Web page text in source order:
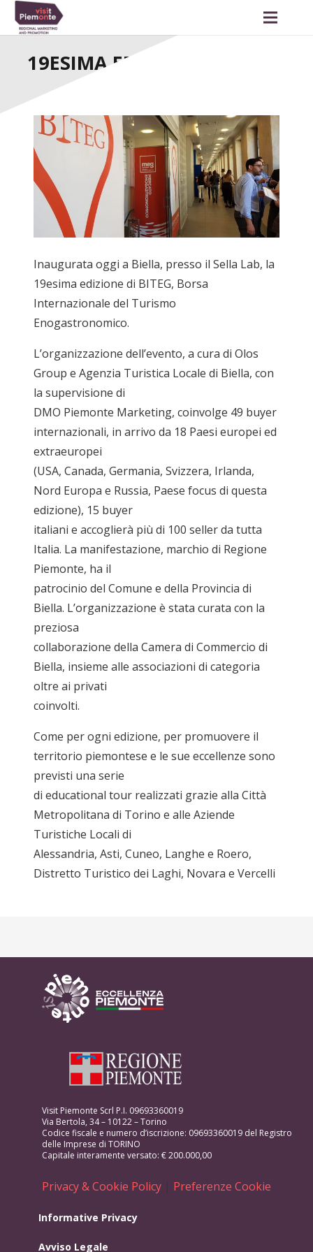
19ESIMA EDIZIONE DI BITEG
Inaugurata oggi a Biella, presso il Sella Lab, la
19esima edizione di BITEG, Borsa
Internazionale del Turismo
Enogastronomico.
L’organizzazione dell’evento, a cura di Olos
Group e Agenzia Turistica Locale di Biella, con
la supervisione di
DMO Piemonte Marketing, coinvolge 49 buyer
internazionali, in arrivo da 18 Paesi europei ed
extraeuropei
(USA, Canada, Germania, Svizzera, Irlanda,
Nord Europa e Russia, Paese focus di questa
edizione), 15 buyer
italiani e accoglierà più di 100 seller da tutta
Italia. La manifestazione, marchio di Regione
Piemonte, ha il
patrocinio del Comune e della Provincia di
Biella. L’organizzazione è stata curata con la
preziosa
collaborazione della Camera di Commercio di
Biella, insieme alle associazioni di categoria
oltre ai privati
coinvolti.
Come per ogni edizione, per promuovere il
territorio piemontese e le sue eccellenze sono
previsti una serie
di educational tour realizzati grazie alla Città
Metropolitana di Torino e alle Aziende
Turistiche Locali di
Alessandria, Asti, Cuneo, Langhe e Roero,
Distretto Turistico dei Laghi, Novara e Vercelli
Visit Piemonte Scrl P.I. 09693360019
Via Bertola, 34 – 10122 – Torino
Codice fiscale e numero d’iscrizione: 09693360019 del Registro
delle Imprese di TORINO
Capitale interamente versato: € 200.000,00
Privacy & Cookie Policy | Preferenze Cookie
Informative Privacy
Avviso Legale